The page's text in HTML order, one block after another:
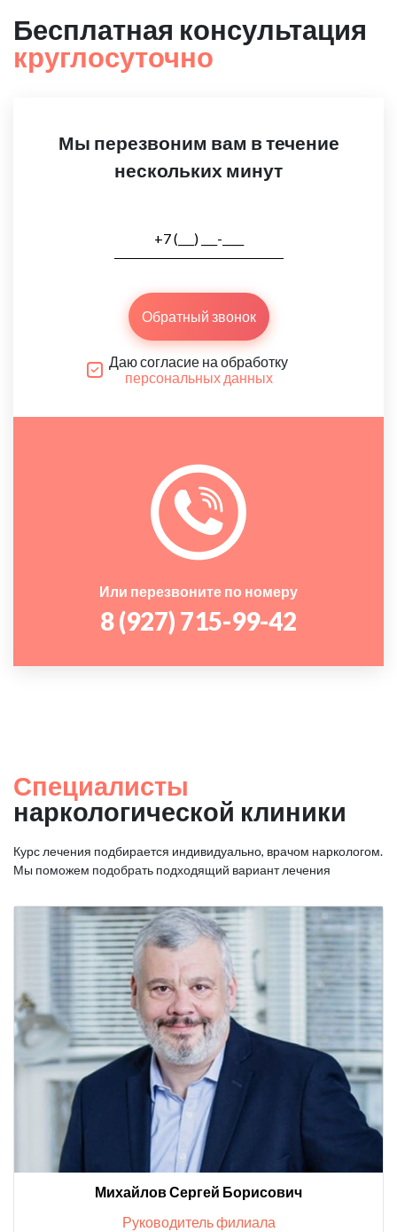
Бесплатная консультация
круглосуточно
Мы перезвоним вам в течение
нескольких минут
Обратный звонок
Даю согласие на обработку
персональных данных
Или перезвоните по номеру
8 (927) 715-99-42
Специалисты
наркологической клиники
Курс лечения подбирается индивидуально, врачом наркологом.
Мы поможем подобрать подходящий вариант лечения
Михайлов Сергей Борисович
Руководитель филиала